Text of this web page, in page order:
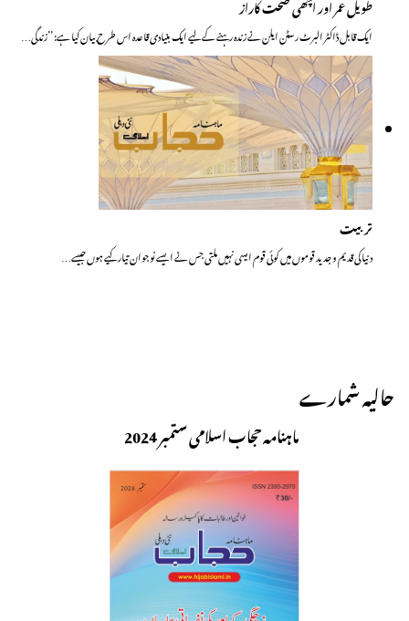
ایک قابل ڈاکٹر البرٹ رسٹن ایلن نے زندہ رہنے کے لیے ایک بنیادی قاعدہ اس طرح بیان کیا ہے: ’’زندگی…
تربیت
دنیا کی قدیم و جدید قوموں میں کوئی قوم ایسی نہیں ملتی جس نے ایسے نوجوان تیار کیے ہوں جیسے…
حالیہ شمارے
ماہنامہ حجاب اسلامی ستمبر 2024